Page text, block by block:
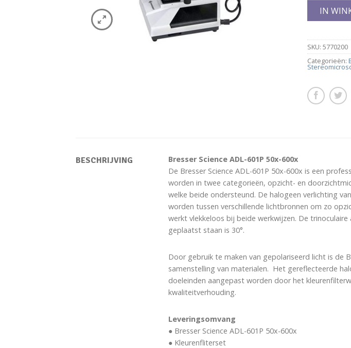
IN
SKU: 5770200
Categorieën:
BESCHRIJVING
Bresser Science ADL-601P 50x-600x
De Bresser Science ADL-601P 50x-600x is een
worden in twee categorieën, opzicht- en
welke beide ondersteund. De halogeen verlichting
worden tussen verschillende lichtbronnen om zo
werkt vlekkeloos bij beide werkwijzen. De
geplaatst staan is 30°.
Door gebruik te maken van gepolariseerd licht is de
samenstelling van materialen. Het gereflecteerde
doeleinden aangepast worden door het
kwaliteitverhouding.
Leveringsomvang
● Bresser Science ADL-601P 50x-600x
● Kleurenfliterset